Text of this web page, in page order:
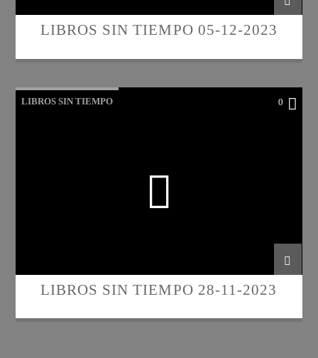
LIBROS SIN TIEMPO 05-12-2023
LIBROS SIN TIEMPO 0
LIBROS SIN TIEMPO 28-11-2023